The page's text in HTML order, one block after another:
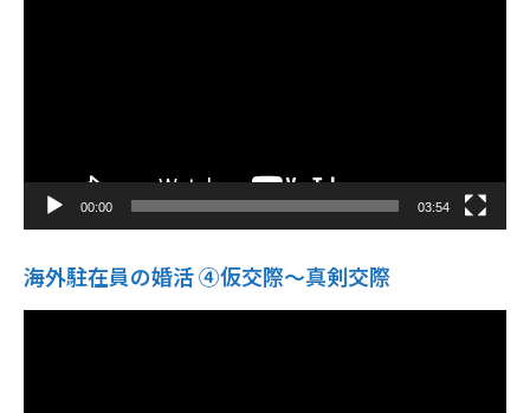
00:00 03:54
海外駐在員の婚活 ④仮交際〜真剣交際
動